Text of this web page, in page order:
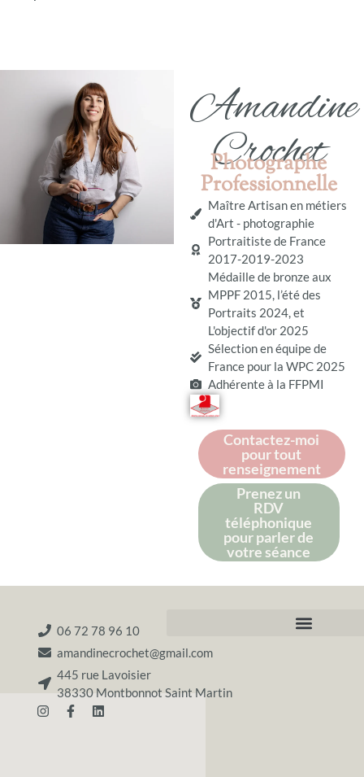
Amandine
Crochet
Photographe
Professionnelle
Maître Artisan en métiers
d'Art - photographie
Portraitiste de France
2017-2019-2023
Médaille de bronze aux
MPPF 2015, l’été des
Portraits 2024, et
L'objectif d'or 2025
Sélection en équipe de
France pour la WPC 2025
Adhérente à la FFPMI
Contactez-moi
pour tout
renseignement
Prenez un
RDV
téléphonique
pour parler de
votre séance
06 72 78 96 10
amandinecrochet@gmail.com
445 rue Lavoisier
38330 Montbonnot Saint Martin